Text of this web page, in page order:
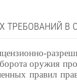
В
правил